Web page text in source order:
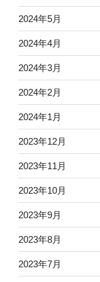
2024年5月
2024年4月
2024年3月
2024年2月
2024年1月
2023年12月
2023年11月
2023年10月
2023年9月
2023年8月
2023年7月